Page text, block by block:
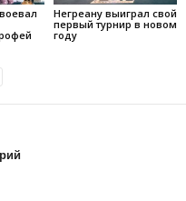
Негреану выиграл свой
первый турнир в новом
году